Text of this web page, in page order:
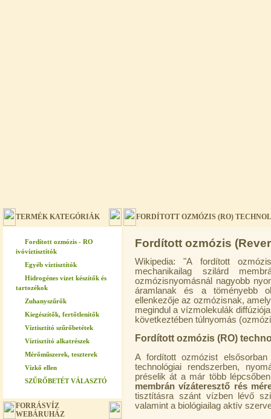
TERMÉK KATEGÓRIÁK
Fordított ozmózis - RO
ivóvíztisztítók
Egyéb víztisztítók
Hidrogénes vizet készítők és
tartozékok
Zuhanyszűrők
Kiegészítők, fertőtlenítők
Víztisztító szűrőbetétek
Víztisztító alkatrészek
Mérőműszerek, teszterek
Vízkő ellen
SZŰRŐBETÉT VÁLASZTÓ
FORRÁSVÍZ
WEBÁRUHÁZ
FORDÍTOTT OZMÓZIS (RO)
Fordított ozmózis
Wikipedia: "A fordított
mechanikailag szilárd
ozmózisnyomásnál nagyobb
áramlanak és a töményebb
ellenkezője az ozmózisnak,
megindul a vízmolekulák
következtében túlnyomás
Fordított ozmózis (RO)
A fordított ozmózist
technológiai rendszerben,
préselik át a már több
membrán vízáteresztő rés
tisztításra szánt vízben lévő
valamint a biológiailag aktív